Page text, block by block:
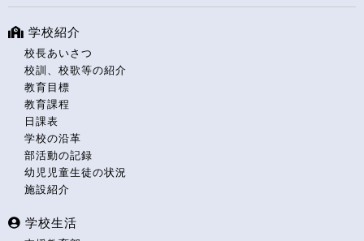
学校紹介
校長あいさつ
校訓、校歌等の紹介
教育目標
教育課程
日課表
学校の沿革
部活動の記録
幼児児童生徒の状況
施設紹介
学校生活